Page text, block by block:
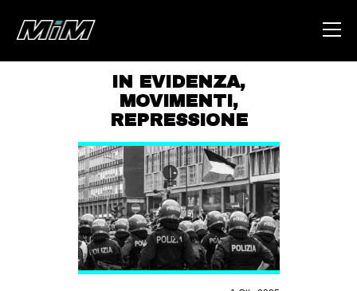
HOME
AREA
DEGENERAZIONE
GAZA FREESTYLE
CSOA LAMBRETTA
IN EVIDENZA,
MOVIMENTI ,
REPRESSIONE